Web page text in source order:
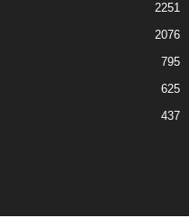
2251
2076
795
625
437